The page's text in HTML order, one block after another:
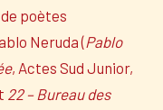
poètes
Neruda (Pablo
, Actes Sud Junior,
22 – Bureau des